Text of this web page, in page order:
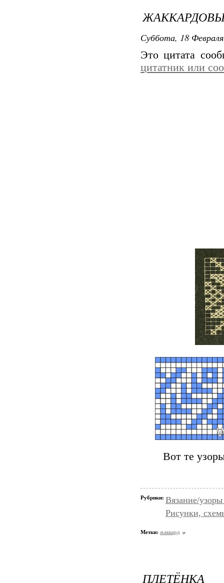
Суббота, 18
Это цитата
цитатник или
Вот те
Рубрики: Вязание/
Рисунки,
Метки: жаккард
ПЛЕТЁНКА